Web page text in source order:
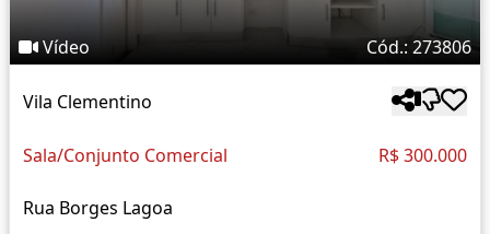
Vídeo Cód.: 273806
Vila Clementino
Sala/Conjunto Comercial R$ 300.000
Rua Borges Lagoa